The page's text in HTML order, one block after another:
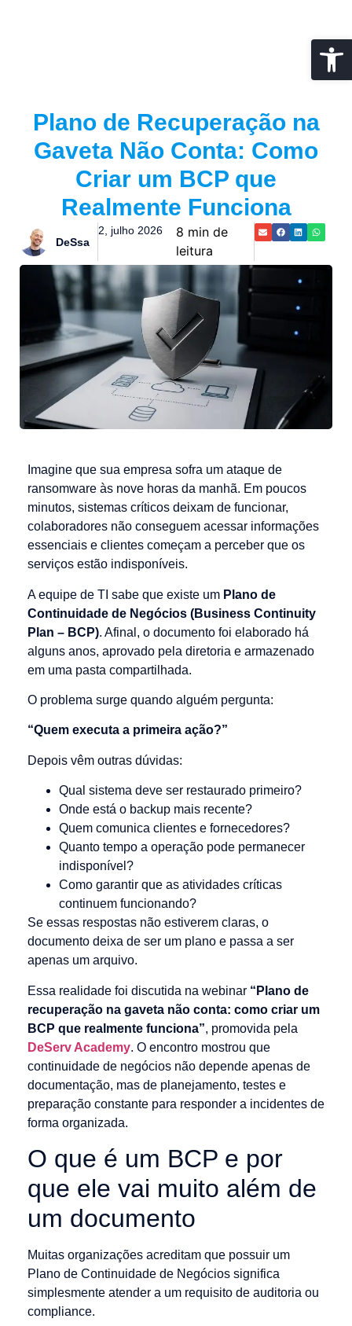
Plano de Recuperação na
Gaveta Não Conta: Como
Criar um BCP que
Realmente Funciona
DeSsa
2, julho 2026
8 min de
leitura
Imagine que sua empresa sofra um ataque de
ransomware às nove horas da manhã. Em poucos
minutos, sistemas críticos deixam de funcionar,
colaboradores não conseguem acessar informações
essenciais e clientes começam a perceber que os
serviços estão indisponíveis.
A equipe de TI sabe que existe um Plano de
Continuidade de Negócios (Business Continuity
Plan – BCP). Afinal, o documento foi elaborado há
alguns anos, aprovado pela diretoria e armazenado
em uma pasta compartilhada.
O problema surge quando alguém pergunta:
“Quem executa a primeira ação?”
Depois vêm outras dúvidas:
Qual sistema deve ser restaurado primeiro?
Onde está o backup mais recente?
Quem comunica clientes e fornecedores?
Quanto tempo a operação pode permanecer
indisponível?
Como garantir que as atividades críticas
continuem funcionando?
Se essas respostas não estiverem claras, o
documento deixa de ser um plano e passa a ser
apenas um arquivo.
Essa realidade foi discutida na webinar “Plano de
recuperação na gaveta não conta: como criar um
BCP que realmente funciona”, promovida pela
DeServ Academy. O encontro mostrou que
continuidade de negócios não depende apenas de
documentação, mas de planejamento, testes e
preparação constante para responder a incidentes de
forma organizada.
O que é um BCP e por
que ele vai muito além de
um documento
Muitas organizações acreditam que possuir um
Plano de Continuidade de Negócios significa
simplesmente atender a um requisito de auditoria ou
compliance.
Abrir